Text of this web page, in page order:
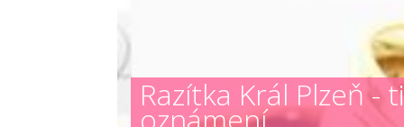
Razítka Král Plzeň